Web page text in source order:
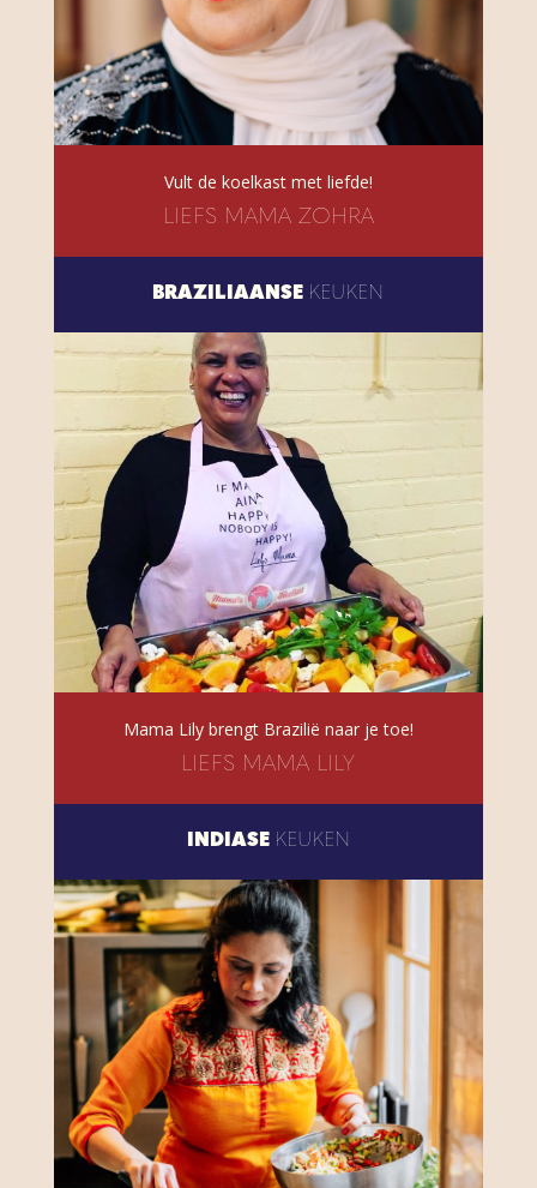
Vult de koelkast met liefde!
LIEFS MAMA ZOHRA
BRAZILIAANSE KEUKEN
Mama Lily brengt Brazilië naar je toe!
LIEFS MAMA LILY
INDIASE KEUKEN